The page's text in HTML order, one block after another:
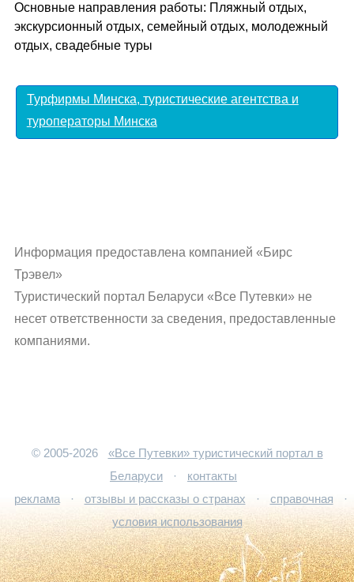
Основные направления работы: Пляжный отдых,
экскурсионный отдых, семейный отдых, молодежный
отдых, свадебные туры
Турфирмы Минска, туристические агентства и
туроператоры Минска
Информация предоставлена компанией «Бирс
Трэвел»
Туристический портал Беларуси «Все Путевки» не
несет ответственности за сведения, предоставленные
компаниями.
© 2005-2026
«Все Путевки» туристический портал в
Беларуси
·
контакты
реклама
· отзывы и рассказы о странах · справочная
·
условия использования